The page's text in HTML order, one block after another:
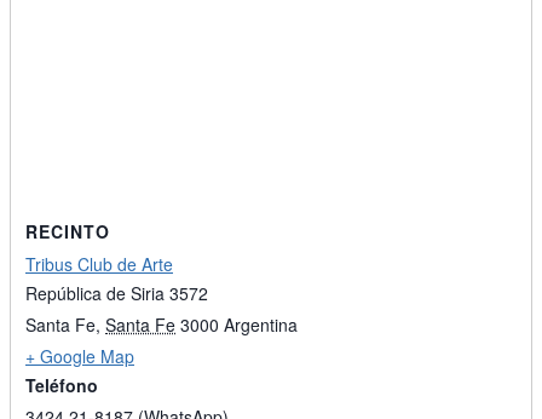
RECINTO
Tribus Club de Arte
República de Siria 3572
Santa Fe, Santa Fe 3000 Argentina
+ Google Map
Teléfono